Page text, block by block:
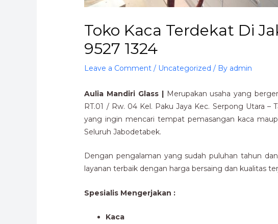
Toko Kaca Terdekat Di
9527 1324
Leave a Comment / Uncategorized / By admin
Aulia Mandiri Glass |Merupakan usaha yang
RT.01 / Rw. 04 Kel. Paku Jaya Kec. Serpong Utara
yang ingin mencari tempat pemasangan kaca
Seluruh Jabodetabek.
Dengan pengalaman yang sudah puluhan tahun
layanan terbaik dengan harga bersaing dan kualitas
Spesialis Mengerjakan :
Kaca